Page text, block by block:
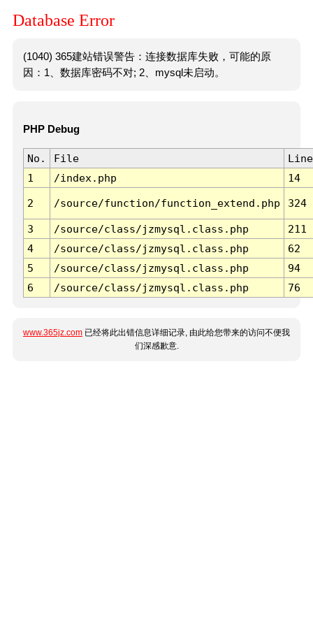
Database Error
(1040) 365建站错误警告：连接数据库失败，可能的原
因：1、数据库密码不对; 2、mysql未启动。
PHP Debug
No. File
Line
1
/index.php 14
2 /source/function/function_extend.php 324
3 /source/class/jzmysql.class.php
211
4
/source/class/jzmysql.class.php
62
5
/source/class/jzmysql.class.php
94
6
/source/class/jzmysql.class.php 76
www.365jz.com 已经将此出错信息详细记录, 由此给您带来的访问不便我
们深感歉意.